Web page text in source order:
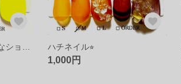
ハチネイル⭐︎
1,000円